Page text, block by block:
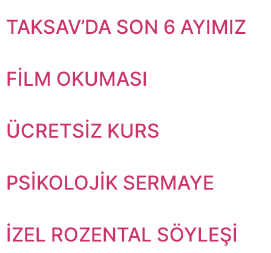
TAKSAV’DA SON 6 AYIMIZ
FİLM OKUMASI
ÜCRETSİZ KURS
PSİKOLOJİK SERMAYE
İZEL ROZENTAL SÖYLEŞİ